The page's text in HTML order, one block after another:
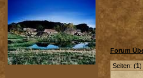
Forum
Seiten: (1)